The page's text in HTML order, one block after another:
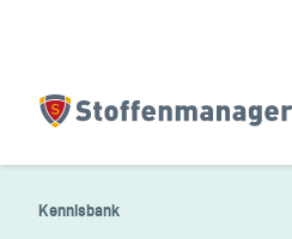
Homepagina
Kennisbank